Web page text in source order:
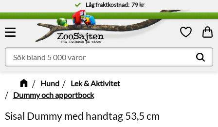
Meny
Låg fraktkostnad: 79 kr
Favoriter
Hund
Lek & Aktivitet
Dummy och apportbock
Sisal Dummy med handtag 53,5 cm